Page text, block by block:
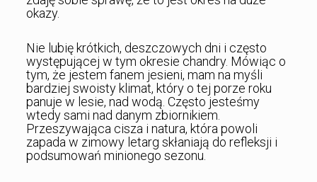
okazy.
Nie lubię krótkich, deszczowych dni i często
występującej w tym okresie chandry. Mówiąc o
tym, że jestem fanem jesieni, mam na myśli
bardziej swoisty klimat, który o tej porze roku
panuje w lesie, nad wodą. Często jesteśmy
wtedy sami nad danym zbiornikiem.
Przeszywająca cisza i natura, która powoli
zapada w zimowy letarg skłaniają do refleksji i
podsumowań minionego sezonu.